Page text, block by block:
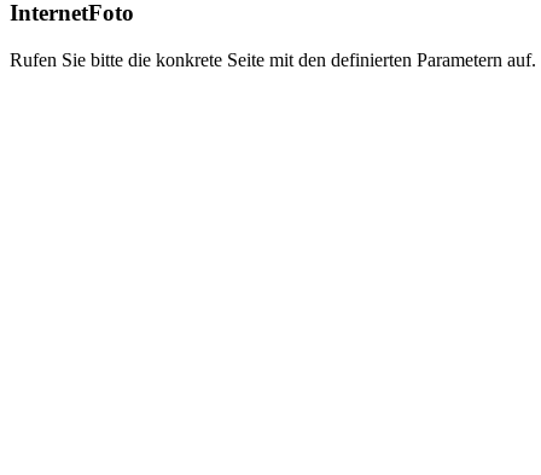
InternetFoto
Rufen Sie bitte die konkrete Seite mit den definierten Parametern auf.